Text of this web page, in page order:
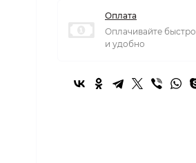
Оплата
Оплачивайте быстро
и удобно